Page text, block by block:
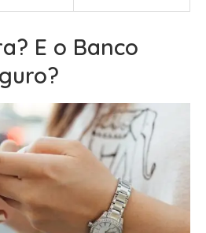
E o Banco